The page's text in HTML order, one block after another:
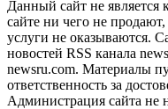
Данный сайт не
сайте ни чего не
услуги не оказываются.
новостей RSS канала
newsru.com. Материалы
ответственность за
Администрация сайта не